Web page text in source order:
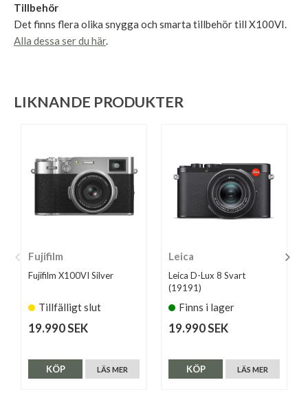
Tillbehör
Det finns flera olika snygga och smarta tillbehör till X100VI.
Alla dessa ser du här.
LIKNANDE PRODUKTER
Fujifilm
Fujifilm X100VI Silver
Tillfälligt slut
19.990 SEK
LÄS MER
KÖP
Leica
Leica D-Lux 8 Svart
(19191)
Finns i lager
19.990 SEK
LÄS MER
KÖP